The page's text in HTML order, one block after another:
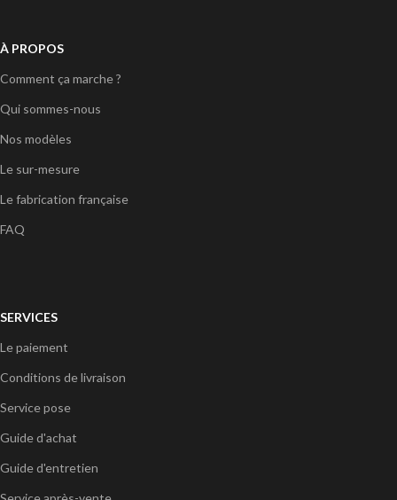
À PROPOS
Comment ça marche ?
Qui sommes-nous
Nos modèles
Le sur-mesure
Le fabrication française
FAQ
SERVICES
Le paiement
Conditions de livraison
Service pose
Guide d'achat
Guide d'entretien